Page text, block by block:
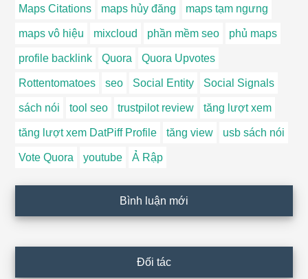
Maps Citations maps hủy đăng maps tạm ngưng
maps vô hiệu mixcloud phần mềm seo phủ maps
profile backlink Quora Quora Upvotes
Rottentomatoes seo Social Entity Social Signals
sách nói tool seo trustpilot review tăng lượt xem
tăng lượt xem DatPiff Profile tăng view usb sách nói
Vote Quora youtube Ả Rập
Bình luận mới
Đối tác